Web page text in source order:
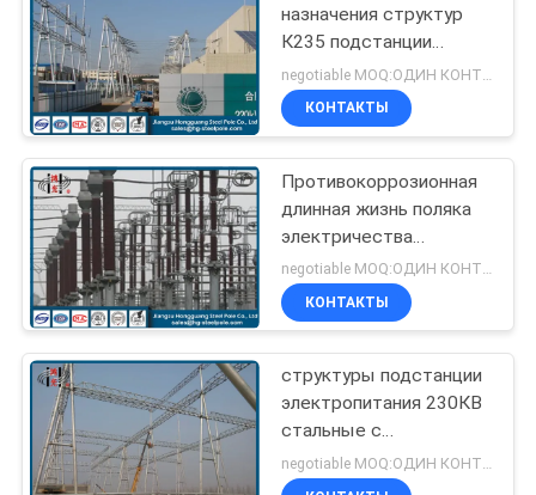
Башни радиосвязи
70
Стальные общего
назначения Poles
назначения структур
К235 подстанции
трансформатора
трубчатый стальной
КОНТАКТЫ
Противокоррозионная
длинная жизнь поляка
электричества
стальных структур
стали К355 трубчатая
negotiable MOQ:ОДИН КОНТЕЙНЕР 40 HQ
КОНТАКТЫ
структуры подстанции
электропитания 230КВ
стальные с
гальванизированием
горячего погружения
negotiable MOQ:ОДИН КОНТЕЙНЕР 40 HQ